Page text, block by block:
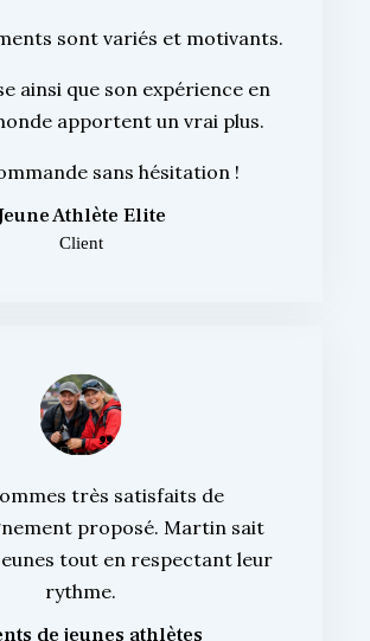
sont variés et motivants.
ainsi que son expérience en
apportent un vrai plus.
sans hésitation !
Athlète Elite
Client
très satisfaits de
proposé. Martin sait
tout en respectant leur
rythme.
de jeunes athlètes